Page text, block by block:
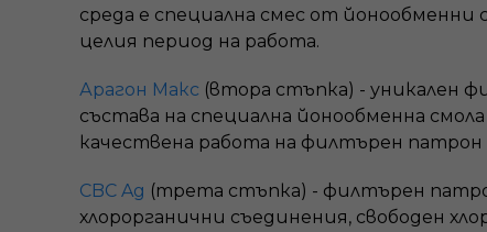
среда е специална смес от йонообменни
целия период на работа.
Арагон Макс (втора стъпка) - уникален
състава на специална йонообменна
качествена работа на филтърен патрон
CBC Ag (трета стъпка) - филтърен
хлорорганични съединения, свободен